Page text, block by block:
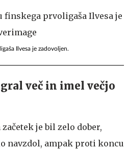
Ilvesa je zadovoljen.
več in imel večjo
je bil zelo dober,
navzdol, ampak proti koncu